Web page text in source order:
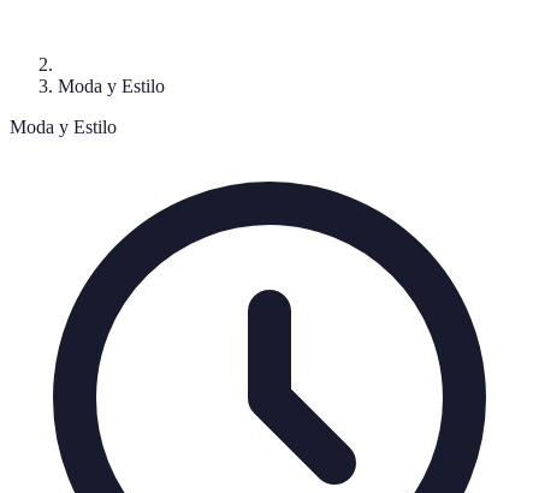
Moda y Estilo
Moda y Estilo